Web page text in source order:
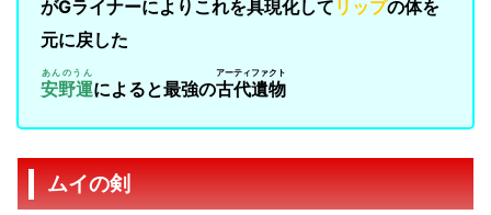
がGライナーによりこれを具現化して リップの体を
元に戻した
安野運
あんのうん
によると最強の古代遺物
アーティファクト
ムイの剣